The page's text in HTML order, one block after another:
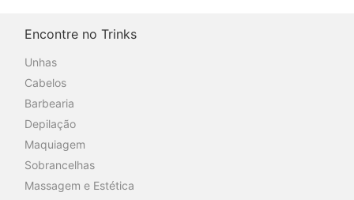
Encontre no Trinks
Unhas
Cabelos
Barbearia
Depilação
Maquiagem
Sobrancelhas
Massagem e Estética